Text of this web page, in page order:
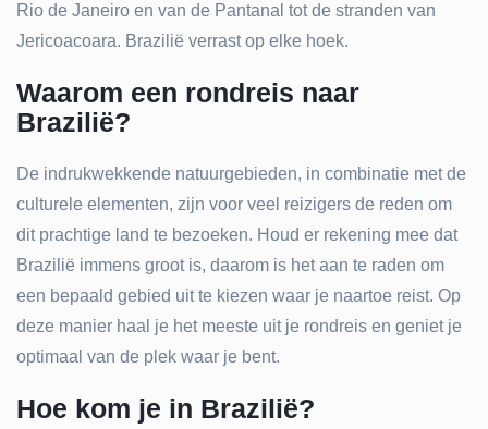
Rio de Janeiro en van de Pantanal tot de stranden van
Jericoacoara. Brazilië verrast op elke hoek.
Waarom een rondreis naar
Brazilië?
De indrukwekkende natuurgebieden, in combinatie met de
culturele elementen, zijn voor veel reizigers de reden om
dit prachtige land te bezoeken. Houd er rekening mee dat
Brazilië immens groot is, daarom is het aan te raden om
een bepaald gebied uit te kiezen waar je naartoe reist. Op
deze manier haal je het meeste uit je rondreis en geniet je
optimaal van de plek waar je bent.
Hoe kom je in Brazilië?